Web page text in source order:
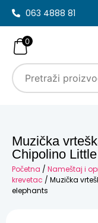
063 4888 81
0
Muzička
Chipolino
Početna / Nameštaj i
krevetac / Muzička
elephants